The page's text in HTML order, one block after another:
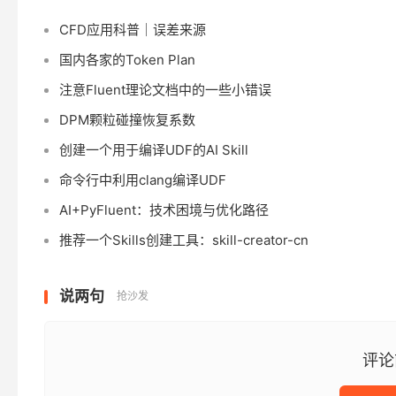
CFD应用科普｜误差来源
国内各家的Token Plan
注意Fluent理论文档中的一些小错误
DPM颗粒碰撞恢复系数
创建一个用于编译UDF的AI Skill
命令行中利用clang编译UDF
AI+PyFluent：技术困境与优化路径
推荐一个Skills创建工具：skill-creator-cn
说两句 抢沙发
评论